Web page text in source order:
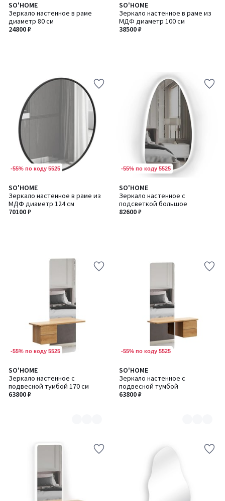
SO'HOME
Зеркало настенное в раме
диаметр 80 см
24800 ₽
SO'HOME
Зеркало настенное в раме из
МДФ диаметр 100 см
38500 ₽
-55% по коду 5525
SO'HOME
Зеркало настенное в раме из
МДФ диаметр 124 см
70100 ₽
-55% по коду 5525
SO'HOME
Зеркало настенное с
подсветкой большое
82600 ₽
-55% по коду 5525
SO'HOME
Зеркало настенное с
подвесной тумбой 170 см
63800 ₽
Количество
цветов:
2
-55% по коду 5525
SO'HOME
Зеркало настенное с
подвесной тумбой
63800 ₽
Количество
цветов:
2